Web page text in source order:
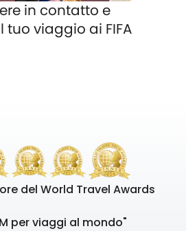
in contatto e
viaggio ai FIFA
del World Travel Awards
per viaggi al mondo"